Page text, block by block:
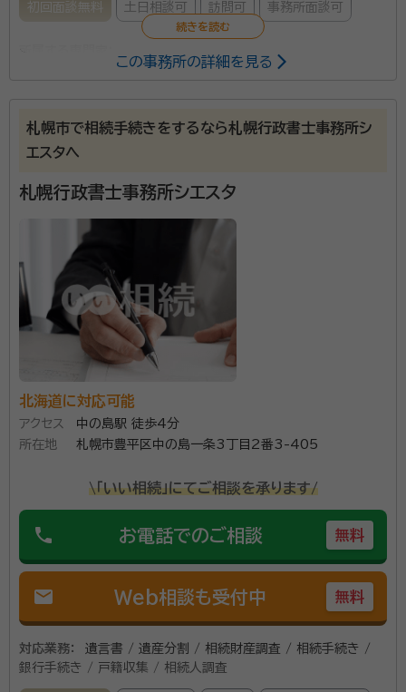
初回面談無料 土日相談可 訪問可 事務所面談可
札幌市内・小樽エリアを中心に、相続手続き・遺言書作成
のご相談を承っています。平日夜間や土日のご相談も対
応可能です。 また、ご相談内容によりましては、弁護士・
にご相談ください。
行政書士
所属団体： 北海道行政書士会
この事務所の詳細を見る
札幌市で相続手続きをするなら札幌行政書士事務所シ
エスタへ
札幌行政書士事務所シエスタ
北海道に対応可能
アクセス
中の島駅 徒歩4分
所在地
札幌市豊平区中の島一条3丁目2番3-405
\「いい相続」にてご相談を承ります/
phone お電話でのご相談 無料
mail Web相談も受付中 無料
対応業務：
遺言書 / 遺産分割 / 相続財産調査 / 相続手続き /
銀行手続き / 戸籍収集 / 相続人調査